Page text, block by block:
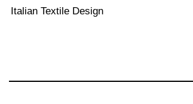
Italian Textile Design